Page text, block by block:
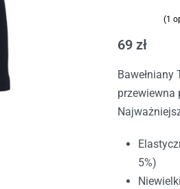
zł
189zł
(1
69zł
przewiewna
5%)